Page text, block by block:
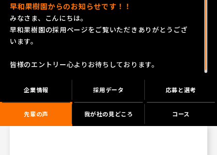
早和果樹園からのお知らせです！！
みなさま、こんにちは。
早和果樹園の採用ページをご覧いただきありがとうござ
います。
皆様のエントリー心よりお待ちしております。
企業情報 採用データ 応募と選考
先輩の声 我が社の見どころ コース